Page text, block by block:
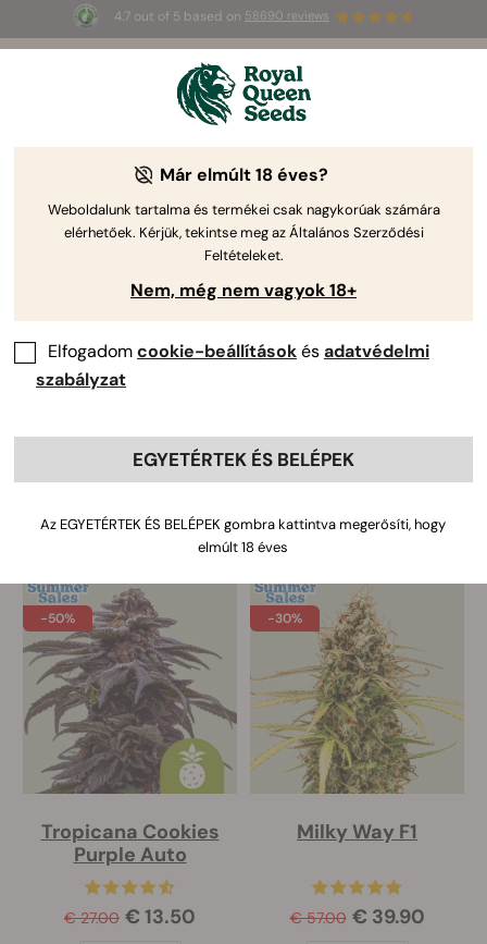
4.7 out of 5 based on 58690 reviews
Hyperion F1
€ 24.00
-15%
€ 27.00 € 22.95
-50%
Tropicana Cookies
Purple Auto
€ 27.00 € 13.50
-30%
Milky Way F1
€ 57.00 € 39.90
Már elmúlt 18 éves?
Weboldalunk tartalma és termékei csak nagykorúak számára
elérhetőek. Kérjük, tekintse meg az Általános Szerződési
Feltételeket.
Nem, még nem vagyok 18+
Elfogadomcookie-beállításokésadatvédelmi
szabályzat
EGYETÉRTEK ÉS BELÉPEK
Az EGYETÉRTEK ÉS BELÉPEK gombra kattintva megerősíti, hogy
elmúlt 18 éves